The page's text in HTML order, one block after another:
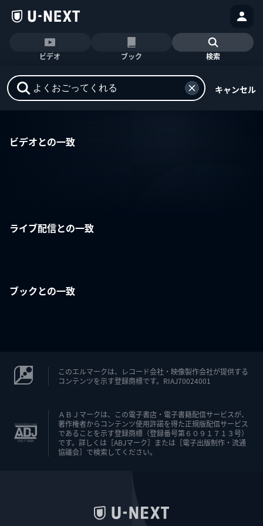
ビデオ ブック 検索
キャンセル
ビデオとの一致
ライブ配信との一致
ブックとの一致
このエルマークは、レコード会社・映像製作会社が提供する
コンテンツを示す登録商標です。RIAJ70024001
ＡＢＪマークは、この電子書店・電子書籍配信サービスが、
著作権者からコンテンツ使用許諾を得た正規版配信サービス
であることを示す登録商標（登録番号第６０９１７１３号）
です。詳しくは［ABJマーク］または［電子出版制作・流通
協議会］で検索してください。